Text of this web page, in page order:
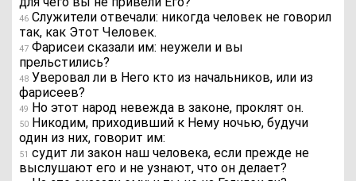
46 Служители отвечали: никогда человек не говорил
так, как Этот Человек.
47 Фарисеи сказали им: неужели и вы
прельстились?
48 Уверовал ли в Него кто из начальников, или из
фарисеев?
49 Но этот народ невежда в законе, проклят он.
50 Никодим, приходивший к Нему ночью, будучи
один из них, говорит им:
51 судит ли закон наш человека, если прежде не
выслушают его и не узнают, что он делает?